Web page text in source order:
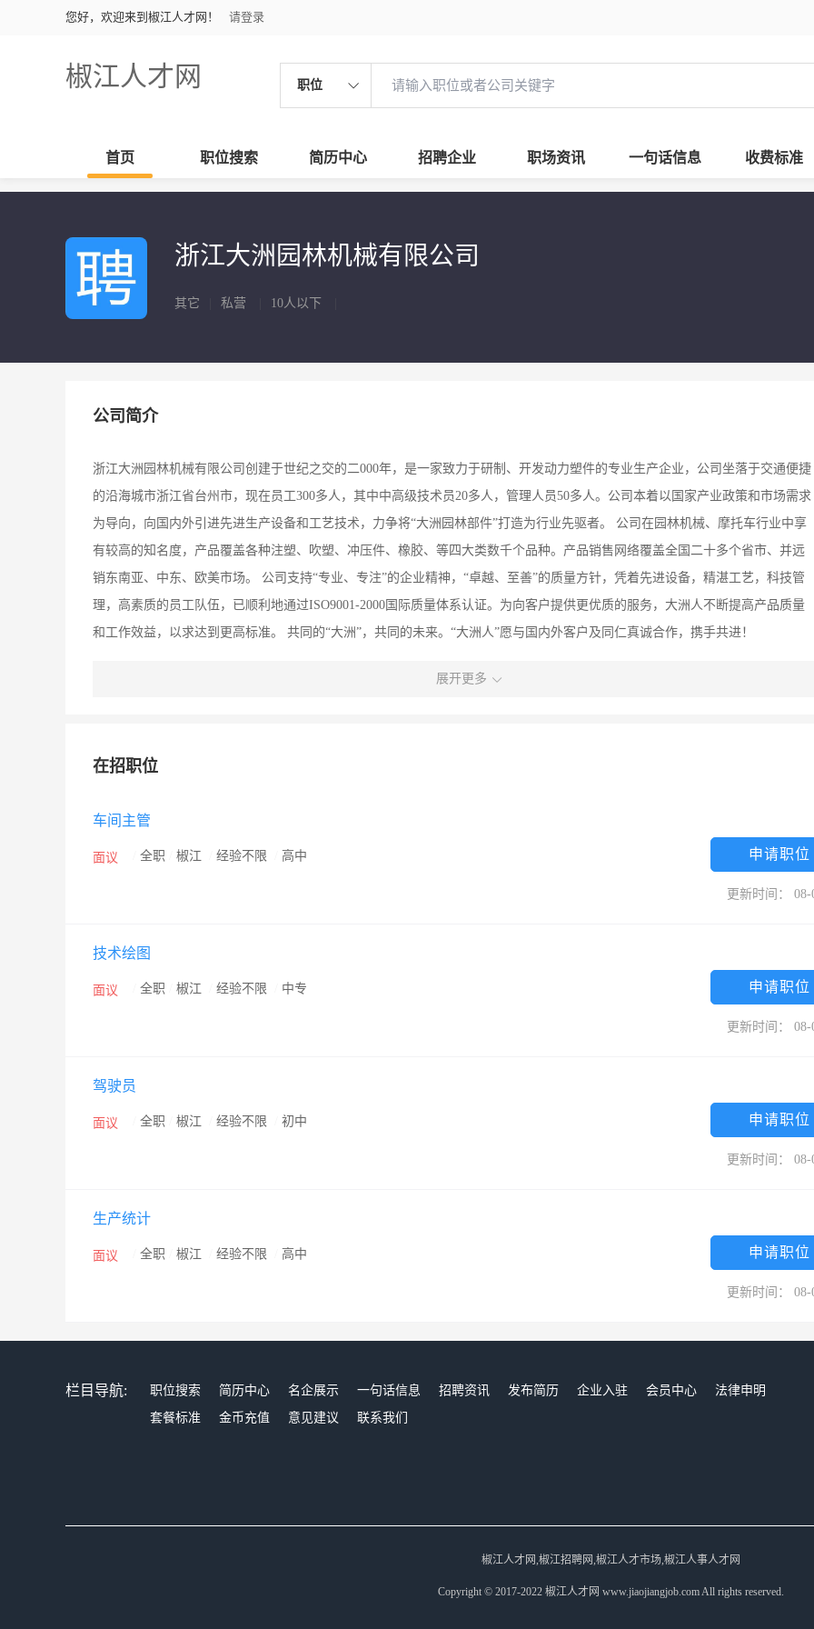
您好，欢迎来到椒江人才网！ 请登录
椒江人才网 职位
首页 职位搜索 简历中心 招聘企业 职场资讯 一句话信息 收费标准
浙江大洲园林机械有限公司
其它 私营 10人以下
公司简介
浙江大洲园林机械有限公司创建于世纪之交的二000年，是一家致力于研制、开发动力塑件的专业生产企业，公司坐落于交通便捷
的沿海城市浙江省台州市，现在员工300多人，其中中高级技术员20多人，管理人员50多人。公司本着以国家产业政策和市场需求
为导向，向国内外引进先进生产设备和工艺技术，力争将“大洲园林部件”打造为行业先驱者。 公司在园林机械、摩托车行业中享
有较高的知名度，产品覆盖各种注塑、吹塑、冲压件、橡胶、等四大类数千个品种。产品销售网络覆盖全国二十多个省市、并远
销东南亚、中东、欧美市场。 公司支持“专业、专注”的企业精神，“卓越、至善”的质量方针，凭着先进设备，精湛工艺，科技管
理，高素质的员工队伍，已顺利地通过ISO9001-2000国际质量体系认证。为向客户提供更优质的服务，大洲人不断提高产品质量
和工作效益，以求达到更高标准。 共同的“大洲”，共同的未来。“大洲人”愿与国内外客户及同仁真诚合作，携手共进！
展开更多
在招职位
车间主管
面议 全职 椒江 经验不限 高中 申请职位
更新时间： 08-
技术绘图
面议 全职 椒江 经验不限 中专 申请职位
更新时间： 08-
驾驶员
面议 全职 椒江 经验不限 初中 申请职位
更新时间： 08-
生产统计
面议 全职 椒江 经验不限 高中 申请职位
更新时间： 08-
栏目导航: 职位搜索 简历中心 名企展示 一句话信息 招聘资讯 发布简历 企业入驻 会员中心
法律申明
套餐标准
金币充值 意见建议 联系我们
椒江人才网,椒江招聘网,椒江人才市场,椒江人事人才网
Copyright © 2017-2022 椒江人才网 www.jiaojiangjob.com All rights reserved.